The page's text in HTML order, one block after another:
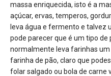
massa enriquecida, isto é a
açúcar, ervas, temperos,
leva água e fermento e talvez
pode parecer que é um tipo de
normalmente leva farinhas um
farinha de pão, claro que
folar salgado ou bola de carne